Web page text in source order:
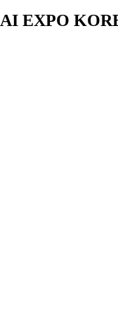
AI EXPO